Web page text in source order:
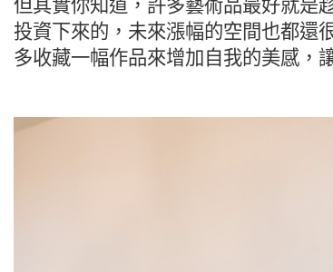
但其實你知道，許多藝術品最好就是
投資下來的，未來漲幅的空間也都還
多收藏一幅作品來增加自我的美感，